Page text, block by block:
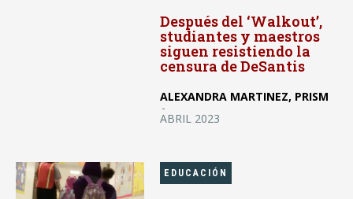
Después del ‘Walkout’,
studiantes y maestros
siguen resistiendo la
censura de DeSantis
ALEXANDRA MARTINEZ, PRISM
-
ABRIL 2023
EDUCACIÓN